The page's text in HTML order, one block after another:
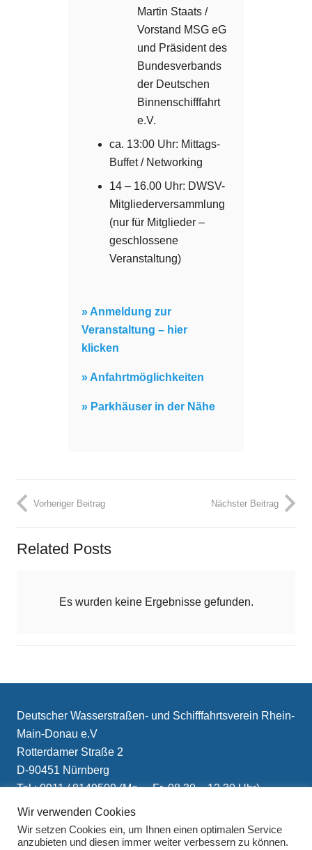
Martin Staats /
Vorstand MSG eG
und Präsident des
Bundesverbands
der Deutschen
Binnenschifffahrt
e.V.
ca. 13:00 Uhr: Mittags-
Buffet / Networking
14 – 16.00 Uhr: DWSV-
Mitgliederversammlung
(nur für Mitglieder –
geschlossene
Veranstaltung)
» Anmeldung zur
Veranstaltung – hier
klicken
» Anfahrtmöglichkeiten
» Parkhäuser in der Nähe
Vorheriger Beitrag Nächster Beitrag
Related Posts
Es wurden keine Ergebnisse gefunden.
Deutscher Wasserstraßen- und Schifffahrtsverein Rhein-
Main-Donau e.V
Rotterdamer Straße 2
D-90451 Nürnberg
Tel.: 0911 / 8149509 (Mo. – Fr. 08.30 – 12.30 Uhr)
E-Mail: info(at)schifffahrtsverein.de
Wir verwenden Cookies
Wir setzen Cookies ein, um Ihnen einen optimalen Service
anzubieten und diesen immer weiter verbessern zu können.